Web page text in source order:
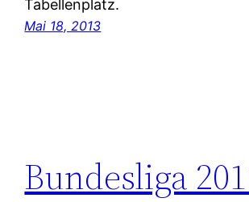
Tabellenplatz.
Mai 18, 2013
Bundesliga